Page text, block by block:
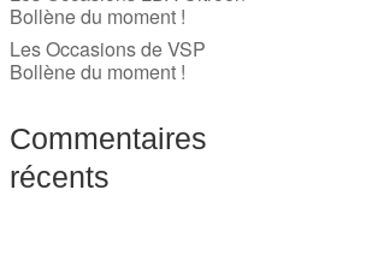
Bollène du moment !
Les Occasions de VSP
Bollène du moment !
Commentaires
récents